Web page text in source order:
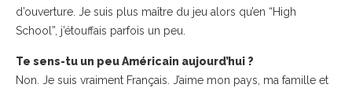
d’ouverture. Je suis plus maître du jeu alors qu’en “High
School”, j’étouffais parfois un peu.
Te sens-tu un peu Américain aujourd’hui ?
Non. Je suis vraiment Français. J’aime mon pays, ma famille et